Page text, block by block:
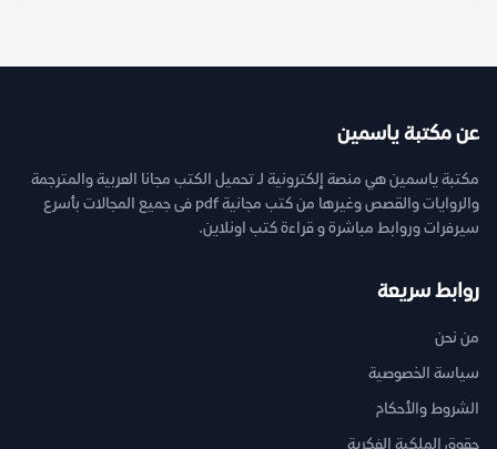
عن مكتبة ياسمين
مكتبة ياسمين هي منصة إلكترونية لـ تحميل الكتب مجانا العربية والمترجمة
والروايات والقصص وغيرها من كتب مجانية pdf فى جميع المجالات بأسرع
سيرفرات وروابط مباشرة و قراءة كتب اونلاين.
روابط سريعة
من نحن
سياسة الخصوصية
الشروط والأحكام
حقوق الملكية الفكرية